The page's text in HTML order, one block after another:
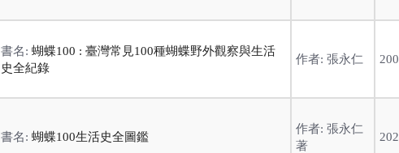
書名: 蝴蝶100 : 臺灣常見100種蝴蝶野外觀察與生活
史全紀錄
作者: 張永仁
書名: 蝴蝶100生活史全圖鑑
作者: 張永仁
著